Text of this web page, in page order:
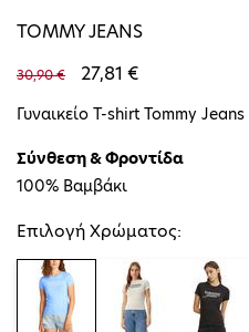
DW0DW19447-C12
TOMMY JEANS
30,90 € 27,81 €
Γυναικείο T-shirt Tommy Jeans
Σύνθεση & Φροντίδα
100% Βαμβάκι
Επιλογή Χρώματος: